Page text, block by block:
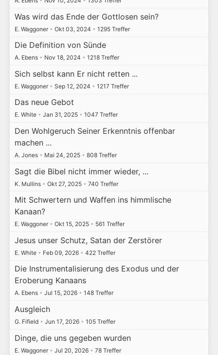
Was wird das Ende der Gottlosen sein?
E. Waggoner • Okt 03, 2024 • 1295 Treffer
Die Definition von Sünde
A. Ebens • Nov 18, 2024 • 1218 Treffer
Sich selbst kann Er nicht retten ...
E. Waggoner • Sep 12, 2024 • 1217 Treffer
Das neue Gebot
E. White • Jan 31, 2025 • 1047 Treffer
Den Wohlgeruch Seiner Erkenntnis offenbar
machen ...
A. Jones • Mai 24, 2025 • 808 Treffer
Sagt die Bibel nicht immer wieder, ...
K. Mullins • Okt 27, 2025 • 740 Treffer
Mit Schwertern und Waffen ins himmlische
Kanaan?
E. Waggoner • Okt 15, 2025 • 561 Treffer
Jesus unser Schutz, Satan der Zerstörer
E. White • Feb 09, 2026 • 422 Treffer
Die Instrumentalisierung des Exodus und der
Eroberung Kanaans
A. Ebens • Jul 15, 2026 • 148 Treffer
Ausgleich
G. Fifield • Jun 17, 2026 • 105 Treffer
Dinge, die uns gegeben wurden
E. Waggoner • Jul 20, 2026 • 78 Treffer